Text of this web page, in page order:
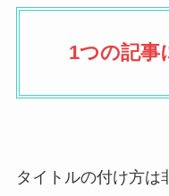
1つの記事
タイトルの付け方は